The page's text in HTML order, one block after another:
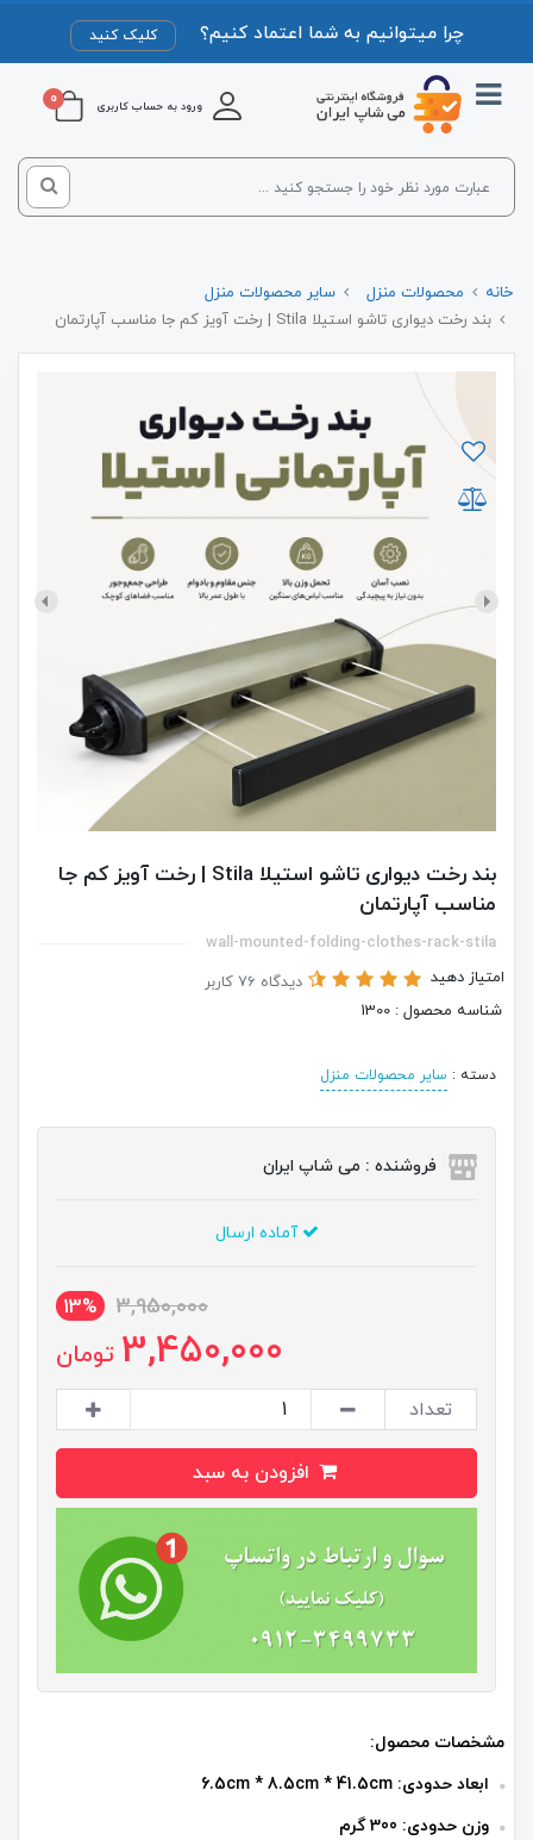
چرا میتوانیم به شما اعتماد کنیم؟ کلیک کنید
ورود به حساب کاربری 0
خانه محصولات منزل
سایر محصولات منزل
بند رخت دیواری تاشو استیلا Stila | رخت آویز کم جا مناسب آپارتمان
بند رخت دیواری تاشو استیلا Stila | رخت آویز کم جا
مناسب آپارتمان
wall-mounted-folding-clothes-rack-stila
امتیاز دهید
دیدگاه 76 کاربر
شناسه محصول : 1300
دسته : سایر محصولات منزل
فروشنده : می شاپ ایران
آماده ارسال
3,950,000
13%
3,450,000 تومان
تعداد
مشخصات محصول:
ابعاد حدودی: 6.5cm * 8.5cm * 41.5cm
وزن حدودی: 300 گرم